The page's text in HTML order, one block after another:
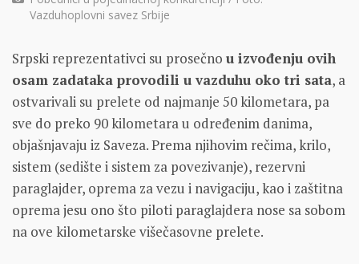
Vazduhoplovni savez Srbije
Srpski reprezentativci su prosečno u izvođenju ovih
osam zadataka provodili u vazduhu oko tri sata, a
ostvarivali su prelete od najmanje 50 kilometara, pa
sve do preko 90 kilometara u određenim danima,
objašnjavaju iz Saveza. Prema njihovim rečima, krilo,
sistem (sedište i sistem za povezivanje), rezervni
paraglajder, oprema za vezu i navigaciju, kao i zaštitna
oprema jesu ono što piloti paraglajdera nose sa sobom
na ove kilometarske višečasovne prelete.